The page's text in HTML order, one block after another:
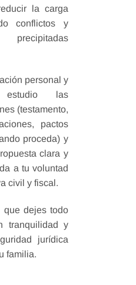
la carga
conflictos y
personal y
estudio las
(testamento,
pactos
proceda) y
clara y
a tu voluntad
civil y fiscal.
que dejes todo
tranquilidad y
jurídica
familia.